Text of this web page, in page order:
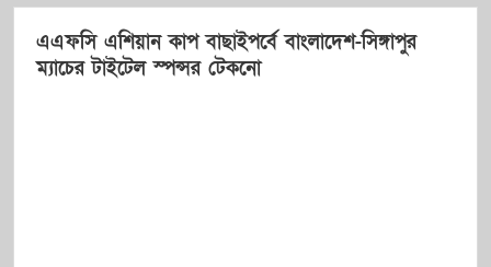
এএফসি এশিয়ান কাপ বাছাইপর্বে বাংলাদেশ-সিঙ্গাপুর
ম্যাচের টাইটেল স্পন্সর টেকনো